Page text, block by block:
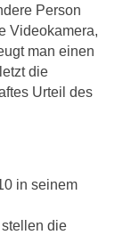
Person
Videokamera,
man einen
die
Urteil des
in seinem
die